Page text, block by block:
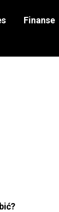
Finanse